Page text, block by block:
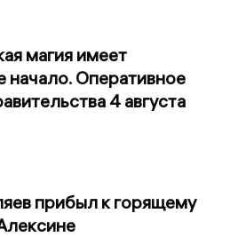
магия имеет
начало. Оперативное
4 августа
прибыл к горящему